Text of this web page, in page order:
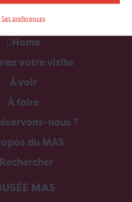
Set preferences
Home
votre visite
À voir
À faire
nous ?
du MAS
Rechercher
MAS